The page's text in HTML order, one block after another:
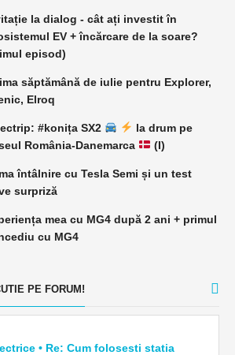
la dialog - cât ați investit în
EV + încărcare de la soare?
episod)
săptămână de iulie pentru Explorer,
Elroq
#konița SX2
la drum pe
România-Danemarca
(I)
întâlnire cu Tesla Semi și un test
surpriză
mea cu MG4 după 2 ani + primul
cu MG4
PE FORUM!
• Re: Cum folosesti statia